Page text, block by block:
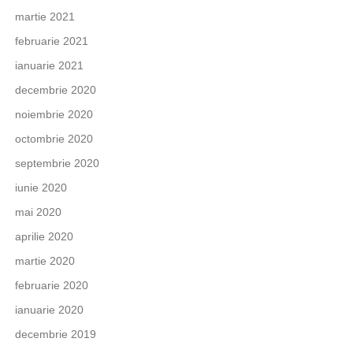
martie 2021
februarie 2021
ianuarie 2021
decembrie 2020
noiembrie 2020
octombrie 2020
septembrie 2020
iunie 2020
mai 2020
aprilie 2020
martie 2020
februarie 2020
ianuarie 2020
decembrie 2019